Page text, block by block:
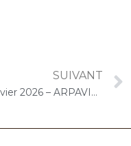
SUIVANT
9 janvier 2026 – ARPAVIE Anne de Bretagne (Les Mureaux) : Concert « Choco-Cello Solo »